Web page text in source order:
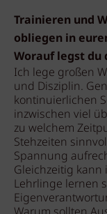
Trainieren und
obliegen in
Worauf legst du
Ich lege großen
und Disziplin.
kontinuierlichen
inzwischen viel
zu welchem
Stehzeiten
Spannung
Gleichzeitig
Lehrlinge lernen